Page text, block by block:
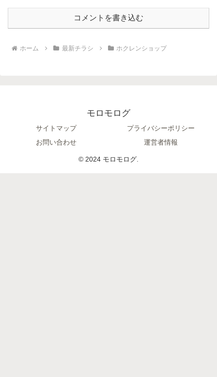
コメントを書き込む
ホーム 最新チラシ ホクレンショップ
モロモログ
サイトマップ
プライバシーポリシー
お問い合わせ
運営者情報
© 2024 モロモログ.